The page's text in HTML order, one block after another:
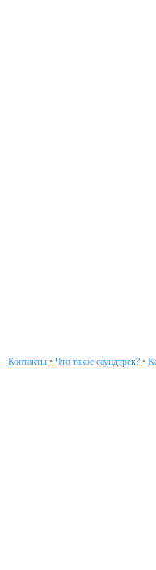
Контакты • Что такое саундтрек? •